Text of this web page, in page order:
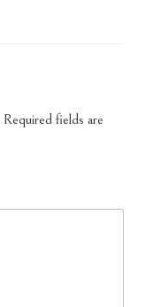
Required fields are